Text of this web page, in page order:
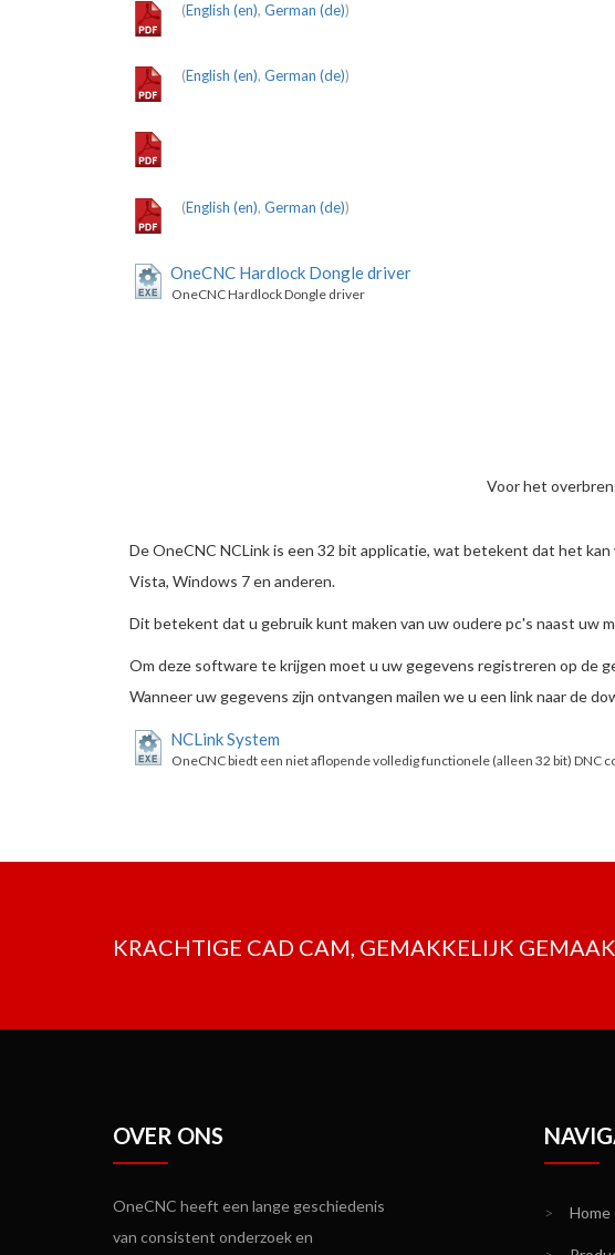
(English (en), German (de))
(English (en), German (de))
(English (en), German (de))
OneCNC Hardlock Dongle driver
OneCNC Hardlock Dongle driver
Voor het
De OneCNC NCLink is een 32 bit applicatie, wat betekent dat het
Vista, Windows 7 en anderen.
Dit betekent dat u gebruik kunt maken van uw oudere pc's naast uw
Om deze software te krijgen moet u uw gegevens registreren op de
Wanneer uw gegevens zijn ontvangen mailen we u een link naar de
NCLink System
OneCNC biedt een niet aflopende volledig functionele (alleen 32 bit) DNC
KRACHTIGE CAD CAM, GEMAKKELIJK
OVER ONS
OneCNC heeft een lange geschiedenis
van consistent onderzoek en
> Home